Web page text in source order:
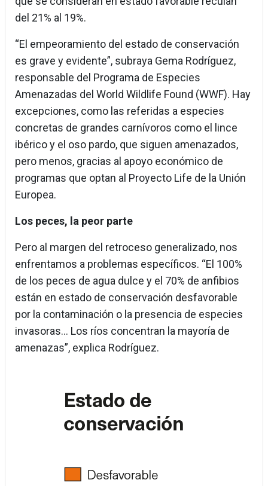
del 21% al 19%.
“El empeoramiento del estado de conservación
es grave y evidente”, subraya Gema Rodríguez,
responsable del Programa de Especies
Amenazadas del World Wildlife Found (WWF). Hay
excepciones, como las referidas a especies
concretas de grandes carnívoros como el lince
ibérico y el oso pardo, que siguen amenazados,
pero menos, gracias al apoyo económico de
programas que optan al Proyecto Life de la Unión
Europea.
Los peces, la peor parte
Pero al margen del retroceso generalizado, nos
enfrentamos a problemas específicos. “El 100%
de los peces de agua dulce y el 70% de anfibios
están en estado de conservación desfavorable
por la contaminación o la presencia de especies
invasoras… Los ríos concentran la mayoría de
amenazas”, explica Rodríguez.